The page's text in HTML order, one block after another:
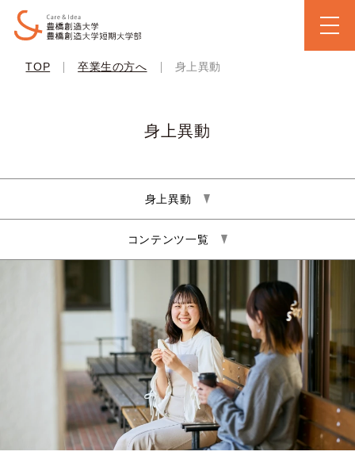
TOP | 卒業生の方へ | 身上異動
身上異動
身上異動
コンテンツ一覧